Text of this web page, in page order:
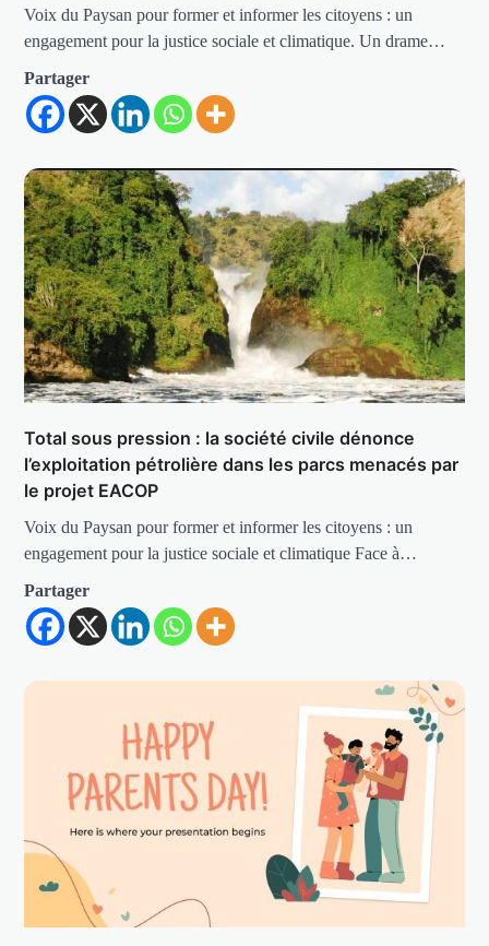
Voix du Paysan pour former et informer les citoyens : un
engagement pour la justice sociale et climatique. Un drame…
Partager
Total sous pression : la société civile dénonce
l’exploitation pétrolière dans les parcs menacés par
le projet EACOP
Voix du Paysan pour former et informer les citoyens : un
engagement pour la justice sociale et climatique Face à…
Partager